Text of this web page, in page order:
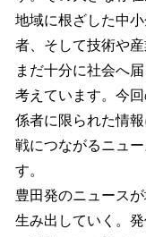
地域に根ざした中
者、そして技術や
まだ十分に社会へ
考えています。今
係者に限られた情
戦につながるニュ
す。
豊田発のニュース
生み出していく。